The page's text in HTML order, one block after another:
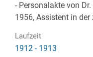
- Personalakte von
1956, Assistent in
Laufzeit
1912 - 1913